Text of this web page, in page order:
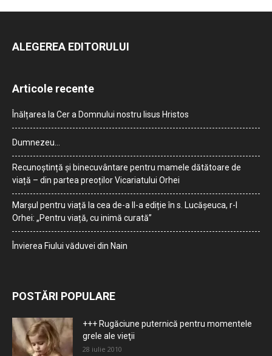
ALEGEREA EDITORULUI
Articole recente
Înălțarea la Cer a Domnului nostru Iisus Hristos
Dumnezeu…
Recunoștință și binecuvântare pentru mamele dătătoare de
viață – din partea preoților Vicariatului Orhei
Marșul pentru viață la cea de-a II-a ediție în s. Lucășeuca, r-l
Orhei: „Pentru viață, cu inimă curată”
Învierea Fiului văduvei din Nain
POSTĂRI POPULARE
+++ Rugăciune puternică pentru momentele
grele ale vieţii
28 iulie 2010